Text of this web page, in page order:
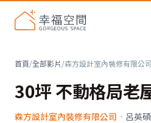
首頁/全部影片/森方設計室內裝修有限公司
30坪 不動格局老
森方設計室內裝修有限公司 · 呂英碩